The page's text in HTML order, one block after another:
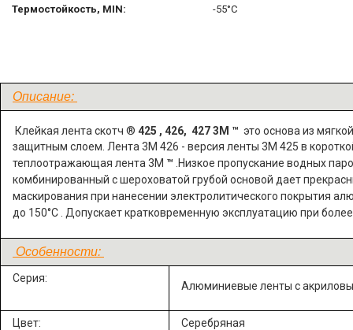
Термостойкость, MIN: -55°C
Описание:
Клейкая лента скотч ® 425 , 426, 427 3М ™ это основа из
защитным слоем. Лента 3М 426 - версия ленты 3М 425 в
теплоотражающая лента 3М ™ Низкое пропускание водных
комбинированный с шероховатой грубой основой дает
маскирования при нанесении электролитического покрытия
до 150°C . Допускает кратковременную эксплуатацию при
Особенности:
Серия:
Алюминиевые ленты с
Цвет:
Серебряная